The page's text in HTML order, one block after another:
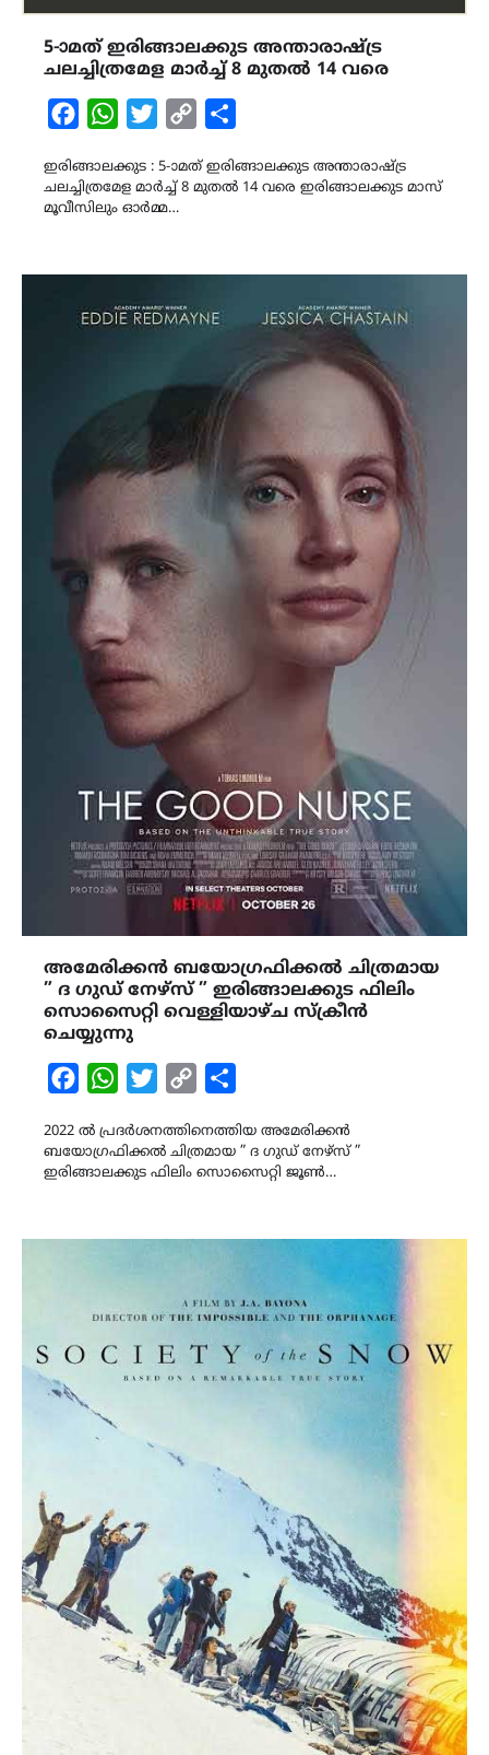
5-ാമത് ഇരിങ്ങാലക്കുട അന്താരാഷ്ട്ര
ചലച്ചിത്രമേള മാർച്ച് 8 മുതൽ 14 വരെ
FacebookWhatsAppTwitterCopy
ഇരിങ്ങാലക്കുട : 5-ാമത് ഇരിങ്ങാലക്കുട അന്താരാഷ്ട്ര
ചലച്ചിത്രമേള മാർച്ച് 8 മുതൽ 14 വരെ ഇരിങ്ങാലക്കുട മാസ്
മൂവീസിലും ഓർമ്മ…
അമേരിക്കൻ ബയോഗ്രഫിക്കൽ ചിത്രമായ
” ദ ഗുഡ് നേഴ്സ് ” ഇരിങ്ങാലക്കുട ഫിലിം
സൊസൈറ്റി വെള്ളിയാഴ്ച സ്ക്രീൻ
ചെയ്യുന്നു
FacebookWhatsAppTwitterCopy
2022 ൽ പ്രദർശനത്തിനെത്തിയ അമേരിക്കൻ
ബയോഗ്രഫിക്കൽ ചിത്രമായ ” ദ ഗുഡ് നേഴ്സ് ”
ഇരിങ്ങാലക്കുട ഫിലിം സൊസൈറ്റി ജൂൺ…